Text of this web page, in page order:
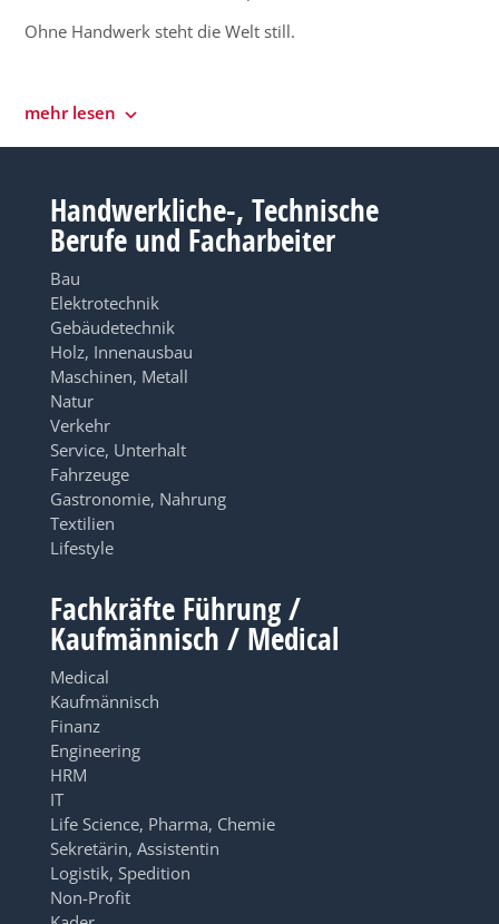
Ohne Handwerk steht die Welt still.
mehr lesen
Handwerkliche-, Technische
Berufe und Facharbeiter
Bau
Elektrotechnik
Gebäudetechnik
Holz, Innenausbau
Maschinen, Metall
Natur
Verkehr
Service, Unterhalt
Fahrzeuge
Gastronomie, Nahrung
Textilien
Lifestyle
Fachkräfte Führung /
Kaufmännisch / Medical
Medical
Kaufmännisch
Finanz
Engineering
HRM
IT
Life Science, Pharma, Chemie
Sekretärin, Assistentin
Logistik, Spedition
Non-Profit